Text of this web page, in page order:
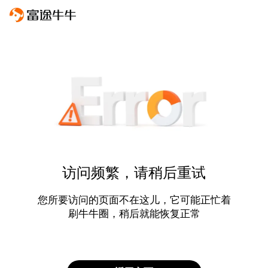
访问频繁，请稍后重试
您所要访问的页面不在这儿，它可能正忙着
刷牛牛圈，稍后就能恢复正常